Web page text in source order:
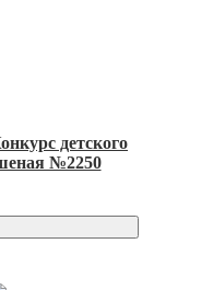
детского
№2250